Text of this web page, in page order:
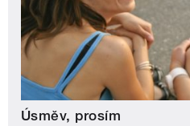
Úsměv, prosím